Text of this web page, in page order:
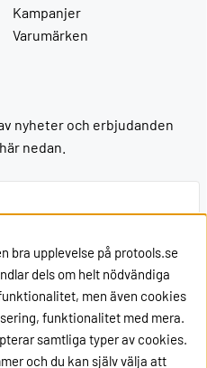
Kampanjer
Varumärken
nyheter och erbjudanden
nedan.
bra upplevelse på protools.se
dels om helt nödvändiga
men även cookies
funktionalitet med mera.
samtliga typer av cookies.
och du kan själv välja att